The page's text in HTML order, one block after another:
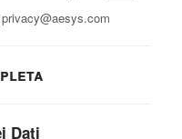
privacy@aesys.com
Dati